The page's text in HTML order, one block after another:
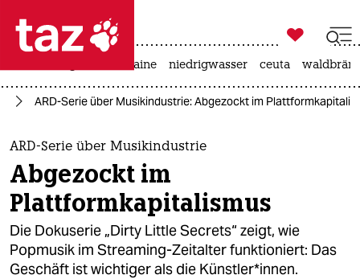
 taz zahl ich
taz zahl ich
themen
politik
öko
gesellschaft

taz zahl ich
krieg in der ukraine niedrigwasser ceuta
ARD-Serie über Musikindustrie: Abgezockt im
ARD-Serie über Musikindustrie
Abgezockt im
Plattformkapitalismus
Die Dokuserie „Dirty Little Secrets“ zeigt, wie
Popmusik im Streaming-Zeitalter funktioniert: Das
Geschäft ist wichtiger als die Künst­le­r*in­nen.